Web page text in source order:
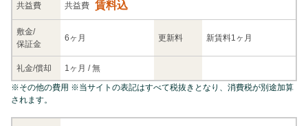
共益費 共益費 賃料込
敷金/
保証金
6ヶ月 更新料 新賃料1ヶ月
礼金/償却 1ヶ月 /無
※その他の費用 ※当サイトの表記はすべて税抜きとなり、消費税が別途加算
されます。